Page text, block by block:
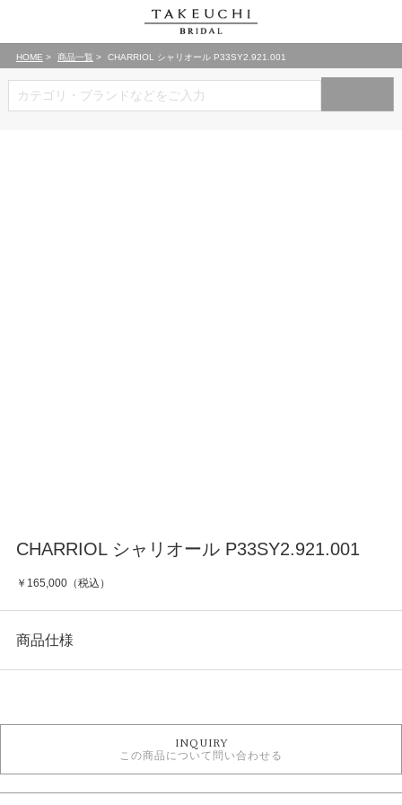
HOME 商品一覧 CHARRIOL シャリオール P33SY2.921.001
CHARRIOL シャリオール P33SY2.921.001
￥165,000（税込）
商品仕様
時計
その他文字盤
5気圧防水以下
INQUIRY
この商品について問い合わせる